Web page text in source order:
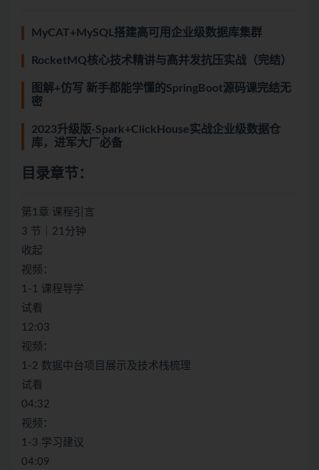
MyCAT+MySQL搭建高可用企业级数据库集群
RocketMQ核心技术精讲与高并发抗压实战（完结）
图解+仿写 新手都能学懂的SpringBoot源码课完结无
密
2023升级版-Spark+ClickHouse实战企业级数据仓
库，进军大厂必备
目录章节：
第1章 课程引言
3 节｜21分钟
收起
视频：
1-1 课程导学
试看
12:03
视频：
1-2 数据中台项目展示及技术栈梳理
试看
04:32
视频：
1-3 学习建议
04:09